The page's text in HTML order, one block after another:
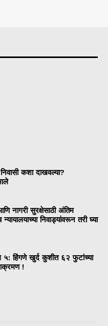
कशा दाखवल्या?
नागरी सुरक्षेसाठी अंतिम
निवाड्यांवरून तरी घ्या
५: हिंगणे खुर्द कुशीत ६२ फुटांच्या
!